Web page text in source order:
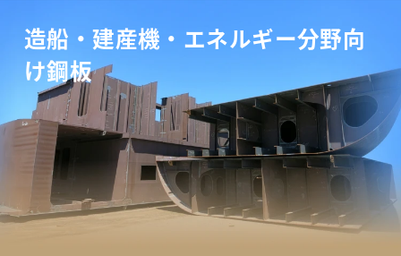
造船・建産機・エネルギー分野向
け鋼板